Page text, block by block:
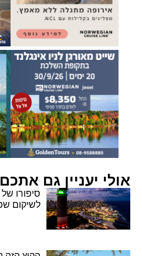
אולי יעניין גם אתכם
סיפורו
לשיקום